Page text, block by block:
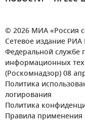
© 2026 МИА «Россия
Сетевое издание РИА
Федеральной службе
информационных
(Роскомнадзор) 08
Политика
логирования
Политика
Правила применения